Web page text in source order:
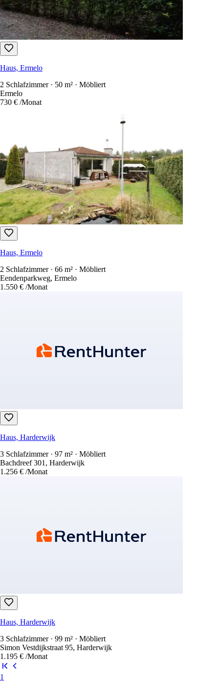
Haus, Ermelo
2 Schlafzimmer · 50 m² · Möbliert
Ermelo
730 € /Monat
Haus, Ermelo
2 Schlafzimmer · 66 m² · Möbliert
Eendenparkweg, Ermelo
1.550 € /Monat
Haus, Harderwijk
3 Schlafzimmer · 97 m² · Möbliert
Bachdreef 301, Harderwijk
1.256 € /Monat
Haus, Harderwijk
3 Schlafzimmer · 99 m² · Möbliert
Simon Vestdijkstraat 95, Harderwijk
1.195 € /Monat
1